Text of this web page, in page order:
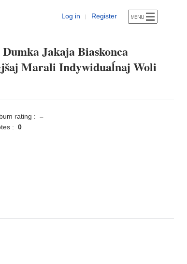
Log in | Register
Jakaja Biaskonca
Marali Indywiduaĺnaj Woli
rating : –
: 0